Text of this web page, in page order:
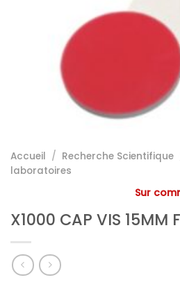
Accueil / Recherche Scientifique
laboratoires
Sur
X1000 CAP VIS 15MM